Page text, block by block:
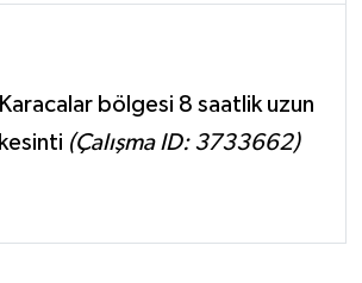
Karacalar bölgesi 8 saatlik uzun
kesinti (Çalışma ID: 3733662)